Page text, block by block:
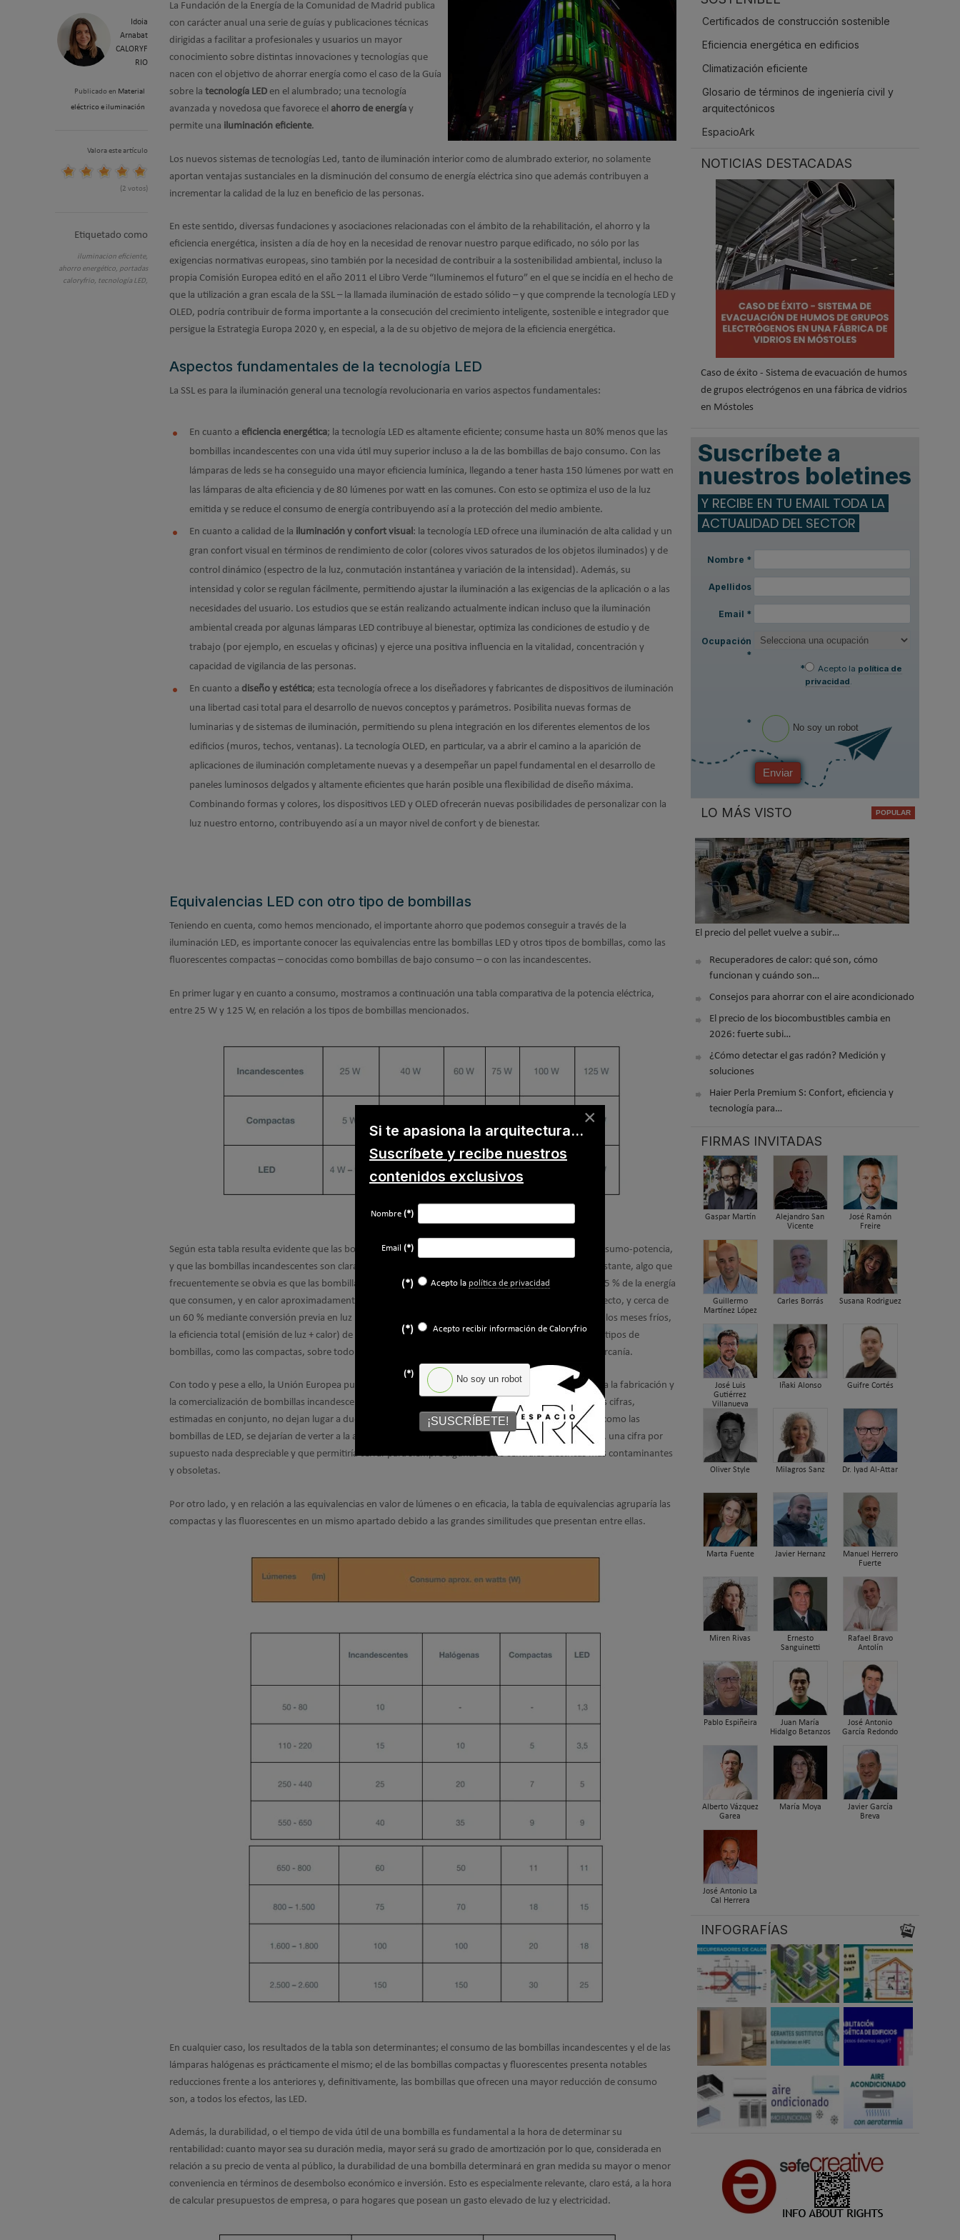
Idoia
Arnabat
CALORYF
RIO
Publicado en Material
eléctrico e iluminación
Valora este artículo
(2 votos)
Etiquetado como
iluminacion eficiente,
ahorro energético, portadas
caloryfrio, tecnología LED,
La Fundación de la Energía de la Comunidad de Madrid publica
con carácter anual una serie de guías y publicaciones técnicas
dirigidas a facilitar a profesionales y usuarios un mayor
conocimiento sobre distintas innovaciones y tecnologías que
nacen con el objetivo de ahorrar energía como el caso de la Guía
sobre la tecnología LED en el alumbrado; una tecnología
avanzada y novedosa que favorece el ahorro de energía y
permite una iluminación eficiente.
Los nuevos sistemas de tecnologías Led, tanto de iluminación interior como de alumbrado exterior, no solamente
aportan ventajas sustanciales en la disminución del consumo de energía eléctrica sino que además contribuyen a
incrementar la calidad de la luz en beneficio de las personas.
En este sentido, diversas fundaciones y asociaciones relacionadas con el ámbito de la rehabilitación, el ahorro y la
eficiencia energética, insisten a día de hoy en la necesidad de renovar nuestro parque edificado, no sólo por las
exigencias normativas europeas, sino también por la necesidad de contribuir a la sostenibilidad ambiental, incluso la
propia Comisión Europea editó en el año 2011 el Libro Verde “Iluminemos el futuro” en el que se incidía en el hecho de
que la utilización a gran escala de la SSL – la llamada iluminación de estado sólido – y que comprende la tecnología LED y
OLED, podría contribuir de forma importante a la consecución del crecimiento inteligente, sostenible e integrador que
persigue la Estrategia Europa 2020 y, en especial, a la de su objetivo de mejora de la eficiencia energética.
Aspectos fundamentales de la tecnología LED
La SSL es para la iluminación general una tecnología revolucionaria en varios aspectos fundamentales:
En cuanto a eficiencia energética; la tecnología LED es altamente eficiente; consume hasta un 80% menos que las
bombillas incandescentes con una vida útil muy superior incluso a la de las bombillas de bajo consumo. Con las
lámparas de leds se ha conseguido una mayor eficiencia lumínica, llegando a tener hasta 150 lúmenes por watt en
las lámparas de alta eficiencia y de 80 lúmenes por watt en las comunes. Con esto se optimiza el uso de la luz
emitida y se reduce el consumo de energía contribuyendo así a la protección del medio ambiente.
En cuanto a calidad de la iluminación y confort visual: la tecnología LED ofrece una iluminación de alta calidad y un
gran confort visual en términos de rendimiento de color (colores vivos saturados de los objetos iluminados) y de
control dinámico (espectro de la luz, conmutación instantánea y variación de la intensidad). Además, su
intensidad y color se regulan fácilmente, permitiendo ajustar la iluminación a las exigencias de la aplicación o a las
necesidades del usuario. Los estudios que se están realizando actualmente indican incluso que la iluminación
ambiental creada por algunas lámparas LED contribuye al bienestar, optimiza las condiciones de estudio y de
trabajo (por ejemplo, en escuelas y oficinas) y ejerce una positiva influencia en la vitalidad, concentración y
capacidad de vigilancia de las personas.
En cuanto a diseño y estética; esta tecnología ofrece a los diseñadores y fabricantes de dispositivos de iluminación
una libertad casi total para el desarrollo de nuevos conceptos y parámetros. Posibilita nuevas formas de
luminarias y de sistemas de iluminación, permitiendo su plena integración en los diferentes elementos de los
edificios (muros, techos, ventanas). La tecnología OLED, en particular, va a abrir el camino a la aparición de
aplicaciones de iluminación completamente nuevas y a desempeñar un papel fundamental en el desarrollo de
paneles luminosos delgados y altamente eficientes que harán posible una flexibilidad de diseño máxima.
Combinando formas y colores, los dispositivos LED y OLED ofrecerán nuevas posibilidades de personalizar con la
luz nuestro entorno, contribuyendo así a un mayor nivel de confort y de bienestar.
Equivalencias LED con otro tipo de bombillas
Teniendo en cuenta, como hemos mencionado, el importante ahorro que podemos conseguir a través de la
iluminación LED, es importante conocer las equivalencias entre las bombillas LED y otros tipos de bombillas, como las
fluorescentes compactas – conocidas como bombillas de bajo consumo – o con las incandescentes.
En primer lugar y en cuanto a consumo, mostramos a continuación una tabla comparativa de la potencia eléctrica,
entre 25 W y 125 W, en relación a los tipos de bombillas mencionados.
Según esta tabla resulta evidente que las bombillas LED son las más eficientes en la relación directa consumo-potencia,
y que las bombillas incandescentes son claramente las menos eficientes en este mismo sentido. No obstante, algo que
frecuentemente se obvia es que las bombillas incandescentes convierten en luz aproximadamente el 15 % de la energía
que consumen, y en calor aproximadamente el resto de la energía consumida (el 25 % de un modo directo, y cerca de
un 60 % mediante conversión previa en luz ultravioleta e infrarroja), con lo cual, en invierno o durante los meses fríos,
la eficiencia total (emisión de luz + calor) de las bombillas incandescentes supera con creces la de otros tipos de
bombillas, como las compactas, sobre todo cuando se usan en espacios reducidos y en lámparas de cercanía.
Con todo y pese a ello, la Unión Europea puso fecha de caducidad el pasado 1 de septiembre de 2016 a la fabricación y
la comercialización de bombillas incandescentes, terminando con casi 140 años de historia. Y es que las cifras,
estimadas en conjunto, no dejan lugar a dudas: sustituyendo las bombillas incandescentes por otras, como las
bombillas de LED, se dejarían de verter a la atmósfera cerca de 20 millones de toneladas de CO2 al año, una cifra por
supuesto nada despreciable y que permitiría cerrar para siempre algunas de las centrales eléctricas más contaminantes
y obsoletas.
Por otro lado, y en relación a las equivalencias en valor de lúmenes o en eficacia, la tabla de equivalencias agruparía las
compactas y las fluorescentes en un mismo apartado debido a las grandes similitudes que presentan entre ellas.
En cualquier caso, los resultados de la tabla son determinantes; el consumo de las bombillas incandescentes y el de las
lámparas halógenas es prácticamente el mismo; el de las bombillas compactas y fluorescentes presenta notables
reducciones frente a los anteriores y, definitivamente, las bombillas que ofrecen una mayor reducción de consumo
son, a todos los efectos, las LED.
Además, la durabilidad, o el tiempo de vida útil de una bombilla es fundamental a la hora de determinar su
rentabilidad: cuanto mayor sea su duración media, mayor será su grado de amortización por lo que, considerada en
relación a su precio de venta al público, la durabilidad de una bombilla determinará en gran medida su mayor o menor
conveniencia en términos de desembolso económico e inversión. Esto es especialmente relevante, claro está, a la hora
de calcular presupuestos de empresa, o para hogares que posean un gasto elevado de luz y electricidad.
Certificados de construcción sostenible
Eficiencia energética en edificios
Climatización eficiente
Glosario de términos de ingeniería civil y
arquitectónicos
EspacioArk
NOTICIAS DESTACADAS
Caso de éxito - Sistema de evacuación de humos
de grupos electrógenos en una fábrica de vidrios
en Móstoles
Suscríbete a
nuestros boletines
Y RECIBE EN TU EMAIL TODA LA
ACTUALIDAD DEL SECTOR
Nombre *
Apellidos
Email *
Ocupación
*
*
Acepto la política de
privacidad.
* No soy un robot
Enviar
LO MÁS VISTO
El precio del pellet vuelve a subir…
Recuperadores de calor: qué son, cómo
funcionan y cuándo son…
Consejos para ahorrar con el aire acondicionado
El precio de los biocombustibles cambia en
2026: fuerte subi…
¿Cómo detectar el gas radón? Medición y
soluciones
Haier Perla Premium S: Confort, eficiencia y
tecnología para…
FIRMAS INVITADAS
Gaspar Martín
Alejandro San
Vicente
José Ramón
Freire
Guillermo
Martínez López
Carles Borrás Susana Rodriguez
José Luis
Gutiérrez
Villanueva
Iñaki Alonso Guifre Cortés
Oliver Style Milagros Sanz Dr. Iyad Al-Attar
Marta Fuente Javier Hernanz
Manuel Herrero
Fuerte
Miren Rivas
Ernesto
Sanguinetti
Rafael Bravo
Antolín
Pablo Espiñeira
Juan María
Hidalgo Betanzos
José Antonio
García Redondo
Alberto Vázquez
Garea
María Moya
Javier García
Breva
José Antonio La
Cal Herrera
INFOGRAFÍAS
×
Si te apasiona la arquitectura...
Suscríbete y recibe nuestros
contenidos exclusivos
Nombre (*)
Email (*)
(*) Acepto la política de privacidad
(*) Acepto recibir información de Caloryfrio
(*) No soy un robot
¡SUSCRÍBETE!